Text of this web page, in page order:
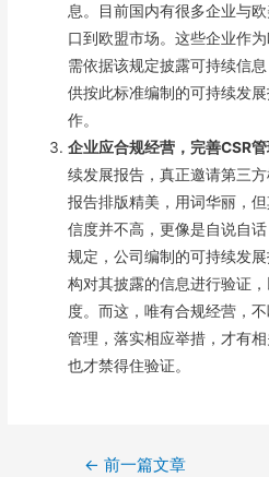
息。目前国内有很多企业与
口到欧盟市场。这些企业作
需依据该规定披露可持续信
供按此标准编制的可持续发
作。
企业应合规经营，完善CSR管
续发展报告，真正邀请第三
报告排版精美，用词华丽，
信度并不高，更像是自说自
规定，公司编制的可持续发
构对其披露的信息进行验证
度。而这，唯有合规经营，
管理，落实相应举措，才有
也才禁得住验证。
← 前一篇文章